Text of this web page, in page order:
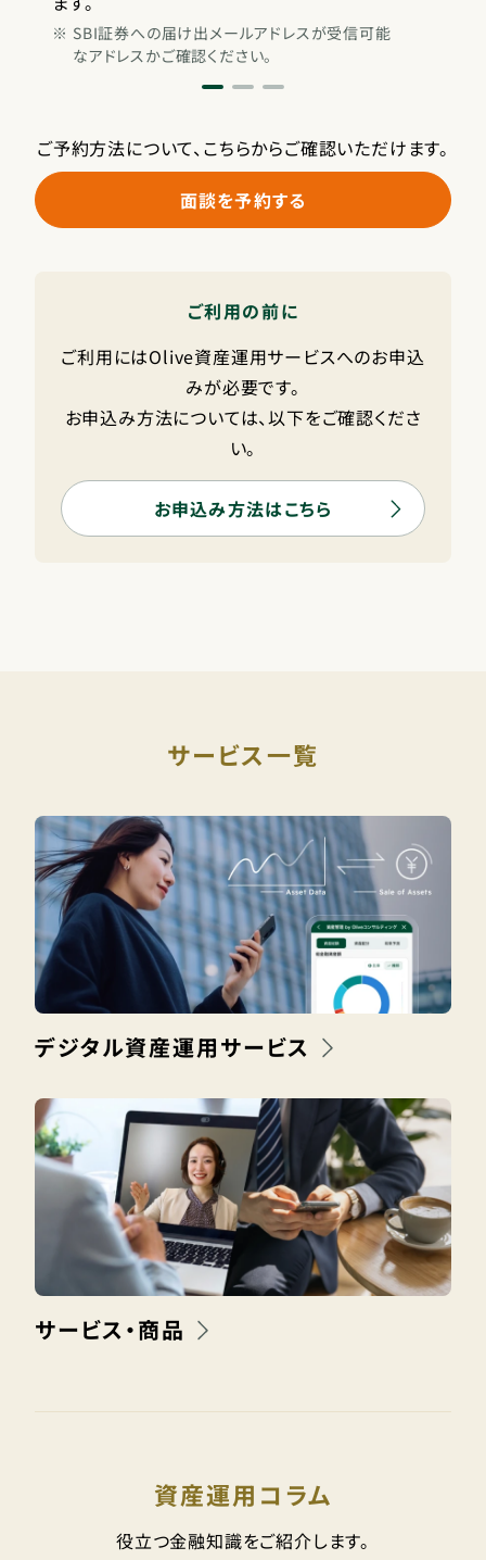
※ SBI証券への届け出メールアドレスが受信可能
なアドレスかご確認ください。
ご予約方法について、こちらからご確認いただけます。
面談を予約する
ご利用の前に
ご利用にはOlive資産運用サービスへのお申込
みが必要です。
お申込み方法については、以下をご確認くださ
い。
お申込み方法はこちら
サービス一覧
デジタル資産運用サービス
サービス・商品
資産運用コラム
役立つ金融知識をご紹介します。